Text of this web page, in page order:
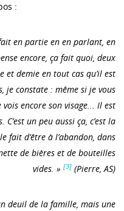
:
en partie en en parlant, en
encore, ça fait quoi, deux
et demie en tout cas qu’il est
je constate : même si je vous
vois encore son visage... Il est
un peu aussi ça, c’est la
fait d’être à l’abandon, dans
de bières et de bouteilles
vides. » [3] (Pierre, AS)
deuil de la famille, mais une